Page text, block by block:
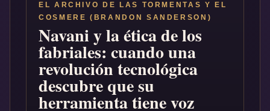
EL ARCHIVO DE LAS TORMENTAS Y EL
COSMERE (BRANDON SANDERSON)
Navani y la ética de los
fabriales: cuando una
revolución tecnológica
descubre que su
herramienta tiene voz